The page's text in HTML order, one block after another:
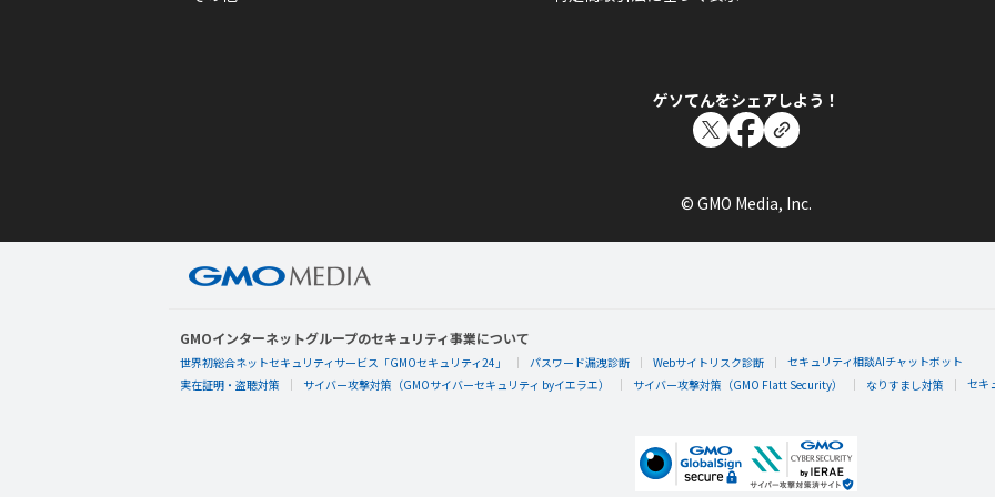
ゲソてんをシェアしよう！
© GMO Media, Inc.
GMOインターネットグループのセキュリティ事業について
世界初総合ネットセキュリティサービス「GMOセキュリティ24」 パスワード漏洩診断 Webサイトリスク診断
セキュリティ相談AIチャットボット
実在証明・盗聴対策
サイバー攻撃対策（GMOサイバーセキュリティ byイエラエ） サイバー攻撃対策（GMO Flatt Security） なりすまし対策 セキ